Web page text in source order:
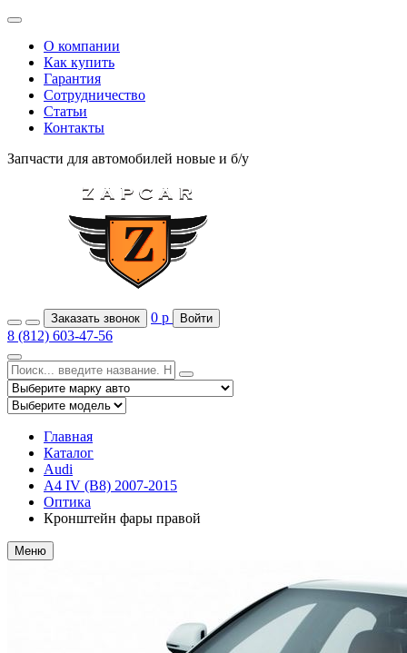
О компании
Как купить
Гарантия
Сотрудничество
Статьи
Контакты
Запчасти для автомобилей новые и б/у
Заказать звонок 0 р Войти
8 (812) 603-47-56
Главная
Каталог
Audi
A4 IV (B8) 2007-2015
Оптика
Кронштейн фары правой
Меню